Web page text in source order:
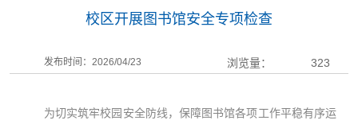
校区开展图书馆安全专项检查
发布时间：2026/04/23 浏览量： 323
为切实筑牢校园安全防线，保障图书馆各项工作平稳有序运